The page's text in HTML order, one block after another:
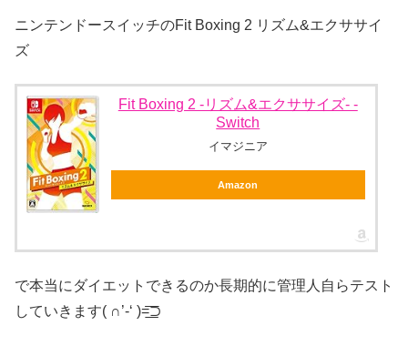
ニンテンドースイッチのFit Boxing 2 リズム&エクササイ
ズ
Fit Boxing 2 -リズム&エクササイズ- -
Switch
イマジニア
Amazon
で本当にダイエットできるのか長期的に管理人自らテスト
していきます( ∩’-‘ )=͟͟͞͞⊃